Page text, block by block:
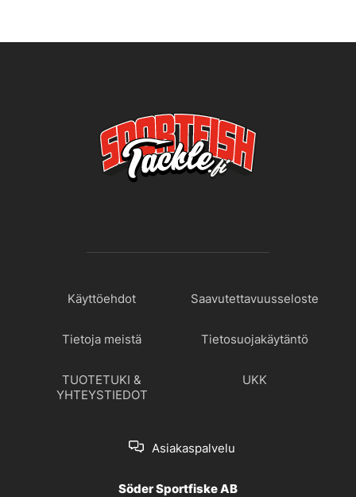
Käyttöehdot Saavutettavuusseloste
Tietoja meistä Tietosuojakäytäntö
TUOTETUKI &
YHTEYSTIEDOT
UKK
Asiakaspalvelu
Söder Sportfiske AB